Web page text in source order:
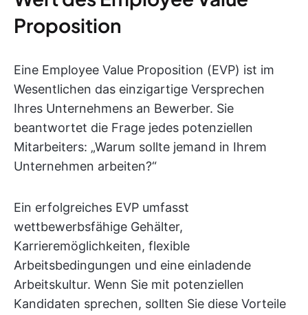
Proposition
Eine Employee Value Proposition (EVP) ist im
Wesentlichen das einzigartige Versprechen
Ihres Unternehmens an Bewerber. Sie
beantwortet die Frage jedes potenziellen
Mitarbeiters: „Warum sollte jemand in Ihrem
Unternehmen arbeiten?“
Ein erfolgreiches EVP umfasst
wettbewerbsfähige Gehälter,
Karrieremöglichkeiten, flexible
Arbeitsbedingungen und eine einladende
Arbeitskultur. Wenn Sie mit potenziellen
Kandidaten sprechen, sollten Sie diese Vorteile